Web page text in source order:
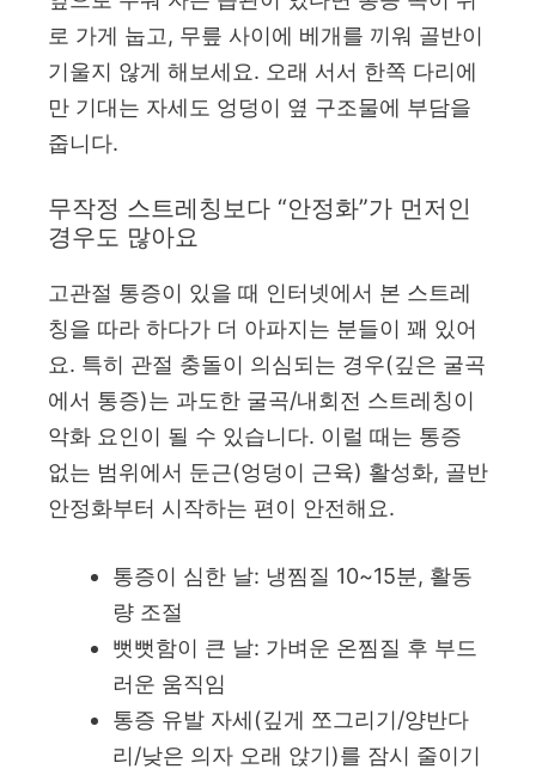
로 가게 눕고, 무릎 사이에 베개를 끼워 골반이
기울지 않게 해보세요. 오래 서서 한쪽 다리에
만 기대는 자세도 엉덩이 옆 구조물에 부담을
줍니다.
무작정 스트레칭보다 “안정화”가 먼저인
경우도 많아요
고관절 통증이 있을 때 인터넷에서 본 스트레
칭을 따라 하다가 더 아파지는 분들이 꽤 있어
요. 특히 관절 충돌이 의심되는 경우(깊은 굴곡
에서 통증)는 과도한 굴곡/내회전 스트레칭이
악화 요인이 될 수 있습니다. 이럴 때는 통증
없는 범위에서 둔근(엉덩이 근육) 활성화, 골반
안정화부터 시작하는 편이 안전해요.
통증이 심한 날: 냉찜질 10~15분, 활동
량 조절
뻣뻣함이 큰 날: 가벼운 온찜질 후 부드
러운 움직임
통증 유발 자세(깊게 쪼그리기/양반다
리/낮은 의자 오래 앉기)를 잠시 줄이기